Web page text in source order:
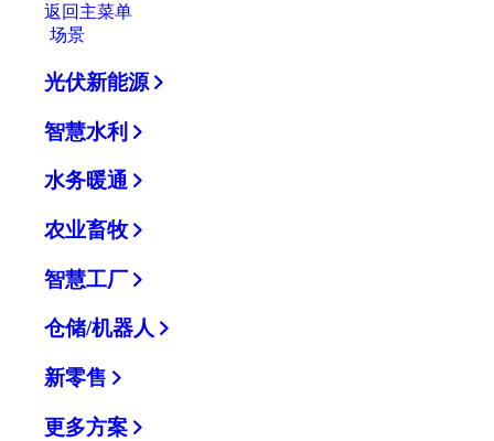
返回主菜单
场景
光伏新能源
智慧水利
水务暖通
农业畜牧
智慧工厂
仓储/机器人
新零售
更多方案